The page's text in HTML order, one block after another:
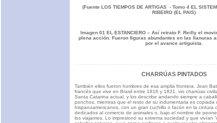
(Fuente LOS TIEMPOS DE ARTIGAS - Tomo 4 EL
RIBEIRO (EL PAIS)
Imagen 01 EL ESTANCIERO – Así retrato F. Reilly el
plena acción. Fueron figuras abundantes en las llanuras
por el avance artiguista.
CHARRÚAS PINTADOS
También ellos fueron hombres de esa amplia frontera. Jean
francés que vive en Brasil entre 1816 y 1831, vio charrúas
Santa Catarina actual, y los describe andando siempre a
ponchos, mientras que el resto de su indumentaria es copiada
hispanoamericanos, con un gran cuchillo o facón en la cintura
dedicados al comercio de animales o, bajo el nombre de
los viajantes. Lo impresionó su extrema suciedad y que vivían